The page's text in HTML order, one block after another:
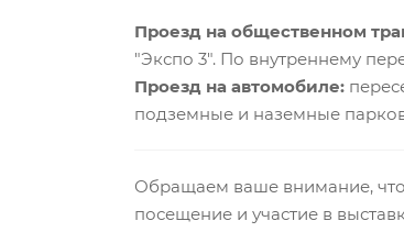
Проезд на общественном
"Экспо 3". По внутреннему
Проезд на автомобиле:
подземные и наземные
Обращаем ваше внимание, что
посещение и участие в